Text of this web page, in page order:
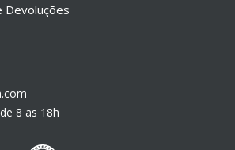
Devoluções
8 as 18h